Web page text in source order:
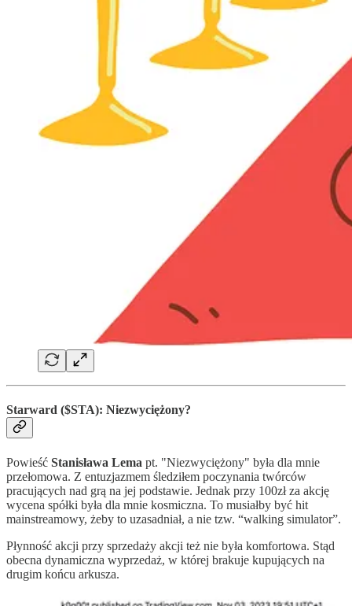
Starward ($STA): Niezwyciężony?
Powieść Stanisława Lema pt. "Niezwyciężony" była dla mnie
przełomowa. Z entuzjazmem śledziłem poczynania twórców
pracujących nad grą na jej podstawie. Jednak przy 100zł za akcję
wycena spółki była dla mnie kosmiczna. To musiałby być hit
mainstreamowy, żeby to uzasadniał, a nie tzw. “walking simulator”.
Płynność akcji przy sprzedaży akcji też nie była komfortowa. Stąd
obecna dynamiczna wyprzedaż, w której brakuje kupujących na
drugim końcu arkusza.